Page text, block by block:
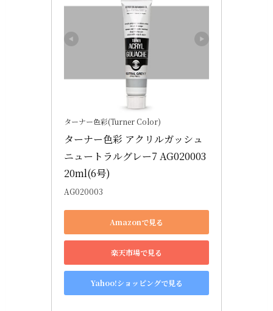
ターナー色彩(Turner Color)
ターナー色彩 アクリルガッシュ
ニュートラルグレー7 AG020003
20ml(6号)
AG020003
Amazonで見る
楽天市場で見る
Yahoo!ショッピングで見る